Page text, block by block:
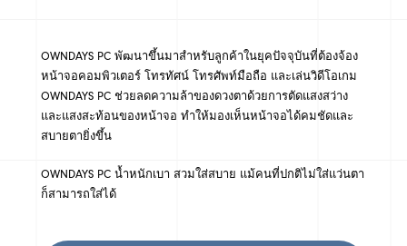
OWNDAYS PC พัฒนาขึ้นมาสำหรับลูกค้าในยุคปัจจุบันที่ต้องจ้อง
หน้าจอคอมพิวเตอร์ โทรทัศน์ โทรศัพท์มือถือ และเล่นวิดีโอเกม
OWNDAYS PC ช่วยลดความล้าของดวงตาด้วยการตัดแสงสว่าง
และแสงสะท้อนของหน้าจอ ทำให้มองเห็นหน้าจอได้คมชัดและ
สบายตายิ่งขึ้น
OWNDAYS PC น้ำหนักเบา สวมใส่สบาย แม้คนที่ปกติไม่ใส่แว่นตา
ก็สามารถใส่ได้